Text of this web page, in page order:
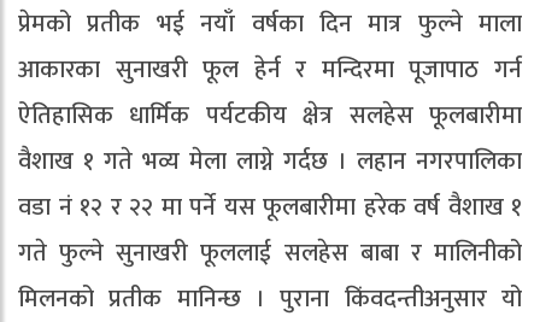
प्रेमको प्रतीक भई नयाँ वर्षका दिन मात्र फुल्ने माला
आकारका सुनाखरी फूल हेर्न र मन्दिरमा पूजापाठ गर्न
ऐतिहासिक धार्मिक पर्यटकीय क्षेत्र सलहेस फूलबारीमा
वैशाख १ गते भव्य मेला लाग्ने गर्दछ । लहान नगरपालिका
वडा नं १२ र २२ मा पर्ने यस फूलबारीमा हरेक वर्ष वैशाख १
गते फुल्ने सुनाखरी फूललाई सलहेस बाबा र मालिनीको
मिलनको प्रतीक मानिन्छ । पुराना किंवदन्तीअनुसार यो